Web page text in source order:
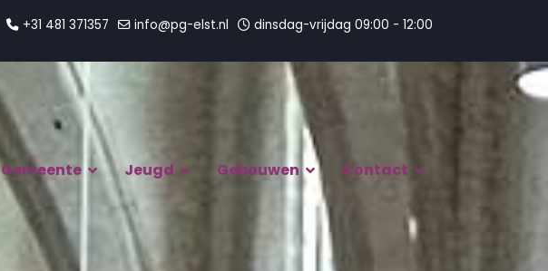
+31 481 371357 info@pg-elst.nl dinsdag-vrijdag 09:00 - 12:00
Gemeente Jeugd Gebouwen Contact